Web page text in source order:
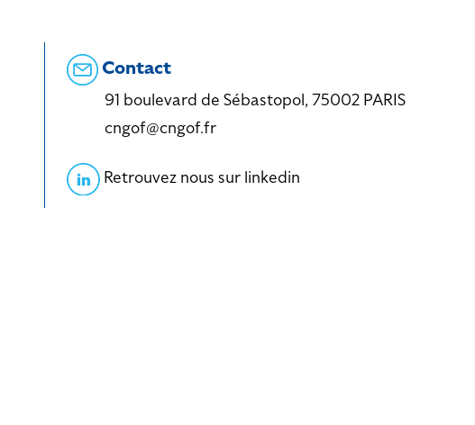
Contact
91 boulevard de Sébastopol, 75002 PARIS
cngof@cngof.fr
Retrouvez nous sur linkedin